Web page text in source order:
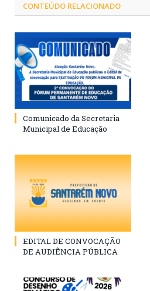
CONTEÚDO RELACIONADO
Comunicado da Secretaria
Municipal de Educação
EDITAL DE CONVOCAÇÃO
DE AUDIÊNCIA PÚBLICA